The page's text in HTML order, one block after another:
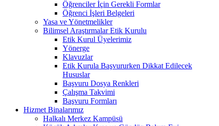
Öğrenciler İçin Gerekli Formlar
Öğrenci İşleri Belgeleri
Yasa ve Yönetmelikler
Bilimsel Araştırmalar Etik Kurulu
Etik Kurul Üyelerimiz
Yönerge
Klavuzlar
Etik Kurula Başvururken Dikkat Edilecek
Hususlar
Başvuru Dosya Renkleri
Çalışma Takvimi
Başvuru Formları
Hizmet Binalarımız
Halkalı Merkez Kampüsü